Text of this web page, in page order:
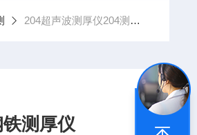
204超声波测厚仪204测厚仪│易高Elcometer│204超声波钢铁测厚仪
测厚仪